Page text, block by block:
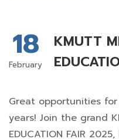
18
February
KMUTT
Great opportunities
years! Join the grand
EDUCATION FAIR